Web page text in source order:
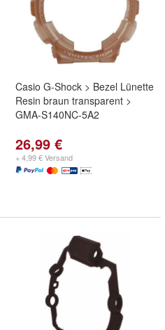
Casio G-Shock > Bezel Lünette
Resin braun transparent >
GMA-S140NC-5A2
26,99 €
+ 4,99 € Versand